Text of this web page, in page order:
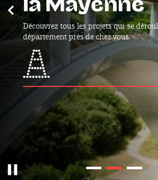
Précédent
Pause
la Mayenne
Découvrez tous les projets qui se
département près de chez vous.
mayMOBILITÉ : les